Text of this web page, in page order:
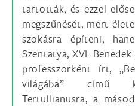
tartották, és ezzel
megszűnését, mert
szokásra építeni,
Szentatya, XVI.
professzorként írt,
világába” című
Tertullianusra, a